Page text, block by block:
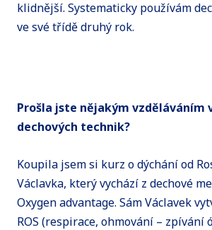
klidnější. Systematicky používám
ve své třídě druhý rok.
Prošla jste nějakým vzděláváním
dechových technik?
Koupila jsem si kurz o dýchání od
Václavka, který vychází z dechové
Oxygen advantage. Sám Václavek
ROS (respirace, ohmování – zpívání